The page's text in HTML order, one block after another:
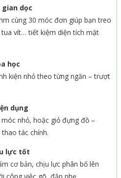
dọc
cùng 30 móc đơn giúp bạn treo
vít… tiết kiệm diện tích mặt
học
kiện nhỏ theo từng ngăn – trượt
dụng
nhỏ, hoặc giỏ đựng đồ –
tác chính.
lực tốt
cơ bản, chịu lực phân bố lên